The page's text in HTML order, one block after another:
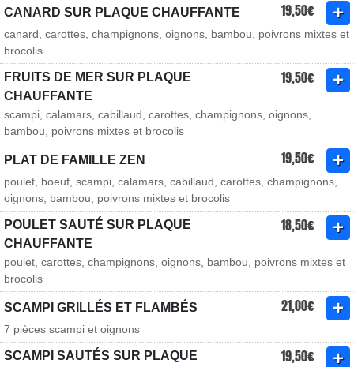
CANARD SUR PLAQUE CHAUFFANTE 19,50€
canard, carottes, champignons, oignons, bambou, poivrons mixtes et
brocolis
FRUITS DE MER SUR PLAQUE
CHAUFFANTE
19,50€
scampi, calamars, cabillaud, carottes, champignons, oignons,
bambou, poivrons mixtes et brocolis
PLAT DE FAMILLE ZEN 19,50€
poulet, boeuf, scampi, calamars, cabillaud, carottes, champignons,
oignons, bambou, poivrons mixtes et brocolis
POULET SAUTÉ SUR PLAQUE
CHAUFFANTE
18,50€
poulet, carottes, champignons, oignons, bambou, poivrons mixtes et
brocolis
SCAMPI GRILLÉS ET FLAMBÉS 21,00€
7 pièces scampi et oignons
SCAMPI SAUTÉS SUR PLAQUE
19,50€